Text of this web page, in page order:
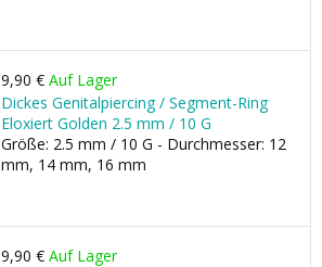
9,90 € Auf Lager
Dickes Genitalpiercing / Segment-Ring
Eloxiert Golden 2.5 mm / 10 G
Größe: 2.5 mm / 10 G - Durchmesser: 12
mm, 14 mm, 16 mm
9,90 € Auf Lager